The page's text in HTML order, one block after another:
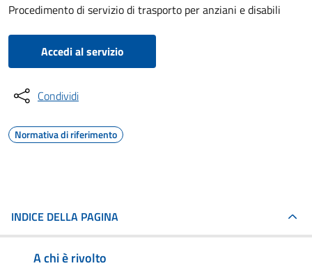
Procedimento di servizio di trasporto per anziani e disabili
Accedi al servizio
Condividi
Normativa di riferimento
INDICE DELLA PAGINA
A chi è rivolto